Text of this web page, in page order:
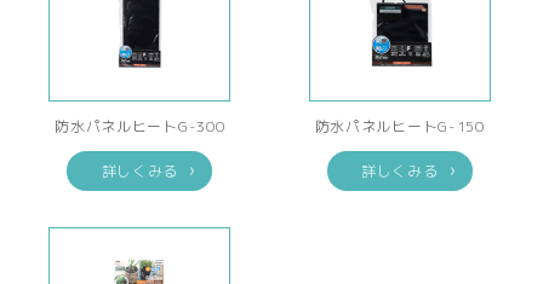
防水パネルヒートG-300
詳しくみる
防水パネルヒートG-150
詳しくみる